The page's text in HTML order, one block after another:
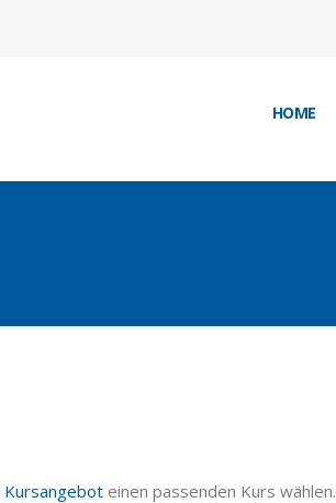
HOME
Kursangebot einen passenden Kurs wählen.